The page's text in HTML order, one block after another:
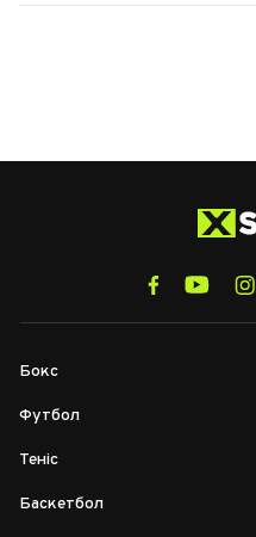
Бокс
Футбол
Теніс
Баскетбол